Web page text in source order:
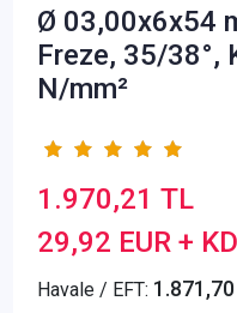
Ø 03,00x6x54
Freze, 35/38°,
N/mm²
1.970,21 TL
29,92 EUR +
Havale / EFT: